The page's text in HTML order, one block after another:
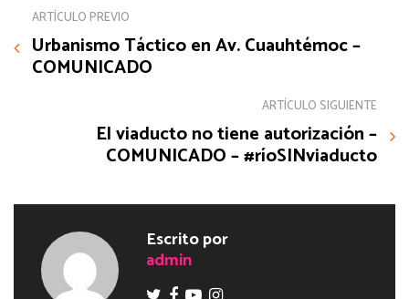
ARTÍCULO PREVIO
Urbanismo Táctico en Av. Cuauhtémoc –
COMUNICADO
ARTÍCULO SIGUIENTE
El viaducto no tiene autorización –
COMUNICADO – #ríoSINviaducto
Escrito por
admin